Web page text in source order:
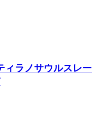
ラノサウルスレー